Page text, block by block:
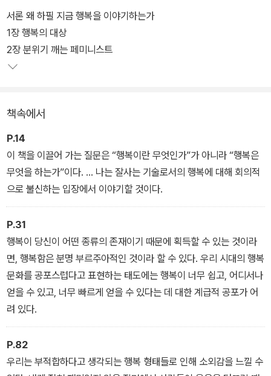
서론 왜 하필 지금 행복을 이야기하는가
1장 행복의 대상
2장 분위기 깨는 페미니스트
책속에서
P.14
이 책을 이끌어 가는 질문은 “행복이란 무엇인가”가 아니라 “행복은
무엇을 하는가”이다. ... 나는 잘사는 기술로서의 행복에 대해 회의적
으로 불신하는 입장에서 이야기할 것이다.
P.31
행복이 당신이 어떤 종류의 존재이기 때문에 획득할 수 있는 것이라
면, 행복함은 분명 부르주아적인 것이라 할 수 있다. 우리 시대의 행복
문화를 공포스럽다고 표현하는 태도에는 행복이 너무 쉽고, 어디서나
얻을 수 있고, 너무 빠르게 얻을 수 있다는 데 대한 계급적 공포가 어
려 있다.
P.82
우리는 부적합하다고 생각되는 행복 형태들로 인해 소외감을 느낄 수